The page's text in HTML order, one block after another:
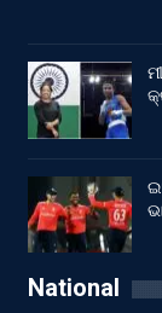
National